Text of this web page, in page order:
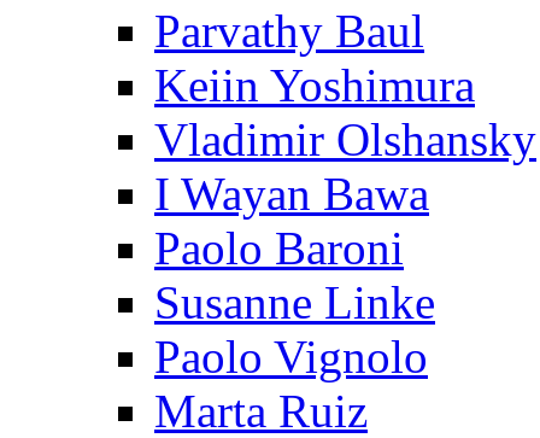
Parvathy Baul
Keiin Yoshimura
Vladimir Olshansky
I Wayan Bawa
Paolo Baroni
Susanne Linke
Paolo Vignolo
Marta Ruiz